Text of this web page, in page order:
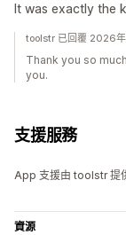
It was exactly the
toolstr 已回覆 2026
Thank you so
you.
支援服務
App 支援由 toolstr 提
資源